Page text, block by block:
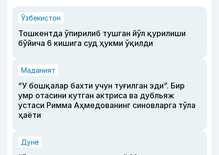
Ўзбекистон
Тошкентда ўпирилиб тушган йўл қурилиши
бўйича 6 кишига суд ҳукми ўқилди
Маданият
“У бошқалар бахти учун туғилган эди”. Бир
умр отасини кутган актриса ва дубльяж
устаси Римма Аҳмедованинг синовларга тўла
ҳаёти
Дунё